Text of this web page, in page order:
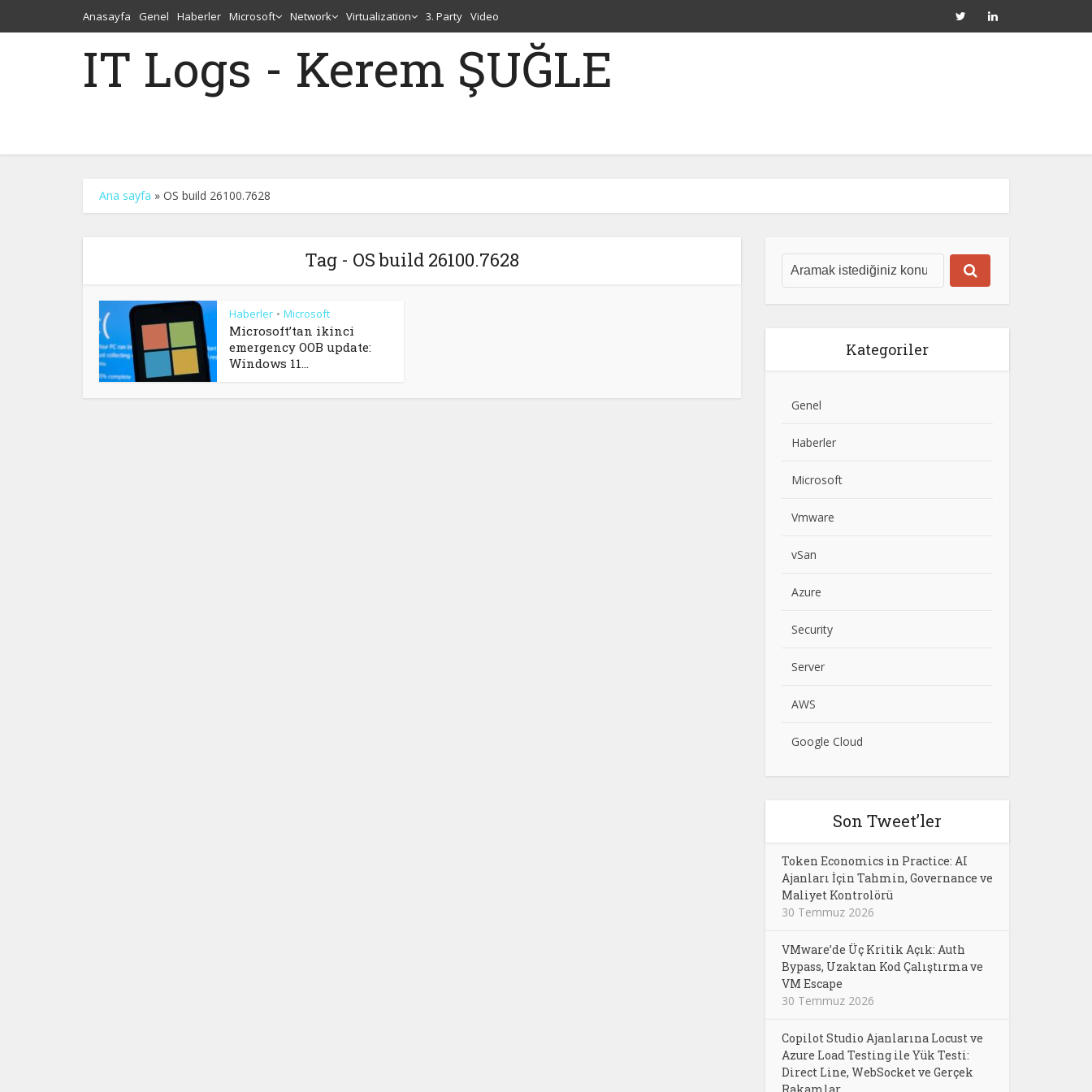
Anasayfa Genel Haberler Microsoft Network Virtualization 3. Party Video
IT Logs - Kerem ŞUĞLE
Ana sayfa » OS build 26100.7628
Tag - OS build 26100.7628
Haberler • Microsoft
Microsoft’tan ikinci
emergency OOB update:
Windows 11...
Kategoriler
Genel
Haberler
Microsoft
Vmware
vSan
Azure
Security
Server
AWS
Google Cloud
Son Tweet’ler
Token Economics in Practice: AI
Ajanları İçin Tahmin, Governance ve
Maliyet Kontrolörü
30 Temmuz 2026
VMware’de Üç Kritik Açık: Auth
Bypass, Uzaktan Kod Çalıştırma ve
VM Escape
30 Temmuz 2026
Copilot Studio Ajanlarına Locust ve
Azure Load Testing ile Yük Testi:
Direct Line, WebSocket ve Gerçek